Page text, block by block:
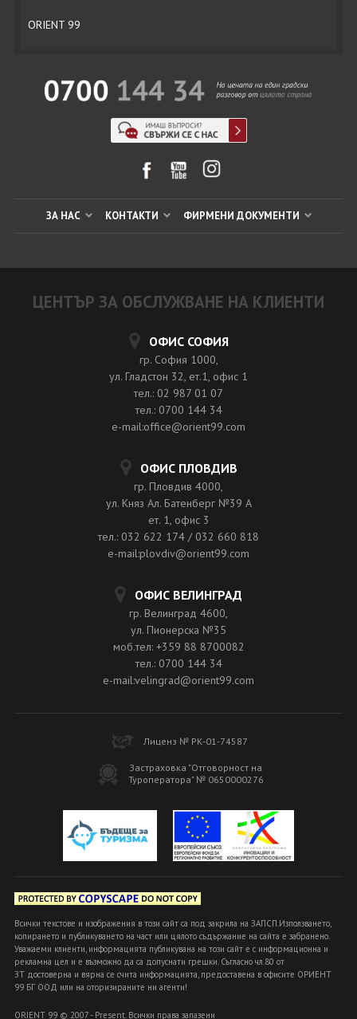
ORIENT 99
ЗА НАС КОНТАКТИ ФИРМЕНИ ДОКУМЕНТИ
ЦЕНТЪР ЗА ОБСЛУЖВАНЕ НА КЛИЕНТИ
ОФИС СОФИЯ
гр. София 1000,
ул. Гладстон 32, ет.1, офис 1
тел.: 02 987 01 07
тел.: 0700 144 34
e-mail:office@orient99.com
ОФИС ПЛОВДИВ
гр. Пловдив 4000,
ул. Княз Ал. Батенберг №39 A
ет. 1, офис 3
тел.: 032 622 174 / 032 660 818
e-mail:plovdiv@orient99.com
ОФИС ВЕЛИНГРАД
гр. Велинград 4600,
ул. Пионерска №35
моб.тел: +359 88 8700082
тел.: 0700 144 34
e-mail:velingrad@orient99.com
Лиценз № РК-01-74587
Застраховка "Отговорност на
Туроператора" № 0650000276
Всички текстове и изображения в този сайт са под закрила на ЗАПСП.Използването,
копирането и публикуването на част или цялото съдържание на сайта е забранено.
Уважаеми клиенти, информацията публикувана на този сайт е с информационна и
рекламна цел и е възможно да са допуснати грешки. Съгласно чл.80 от
ЗТ достоверна и вярна се счита информацията, предоставена в офисите ОРИЕНТ
99 БГ ООД или на оторизираните ни агенти!
ORIENT 99 © 2007 - Present. Всички права запазени